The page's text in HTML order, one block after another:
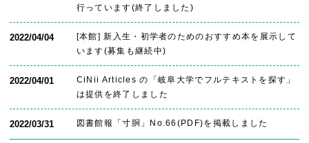
行っています(終了しました)
2022/04/04
[本館] 新入生・初学者のためのおすすめ本を展示して
います(募集も継続中)
2022/04/01
CiNii Articles の「岐阜大学でフルテキストを探す」
は提供を終了しました
2022/03/31 図書館報「寸胴」No.66(PDF)を掲載しました